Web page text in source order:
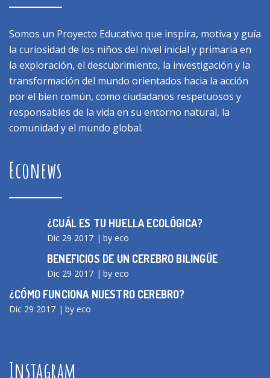
Somos un Proyecto Educativo que inspira, motiva y guía
la curiosidad de los niños del nivel inicial y primaria en
la exploración, el descubrimiento, la investigación y la
transformación del mundo orientados hacia la acción
por el bien común, como ciudadanos respetuosos y
responsables de la vida en su entorno natural, la
comunidad y el mundo global.
Econews
¿CUÁL ES TU HUELLA ECOLÓGICA?
Dic 29 2017 by eco
BENEFICIOS DE UN CEREBRO BILINGÜE
Dic 29 2017 by eco
¿CÓMO FUNCIONA NUESTRO CEREBRO?
Dic 29 2017 by eco
Instagram